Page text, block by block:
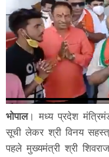
भोपाल। मध्य प्रदेश
सूची लेकर श्री विनय
पहले मुख्यमंत्री श्री